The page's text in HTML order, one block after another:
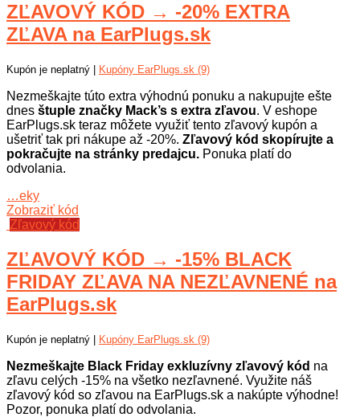
ZĽAVOVÝ KÓD → -20% EXTRA
ZĽAVA na EarPlugs.sk
Kupón je neplatný | Kupóny EarPlugs.sk (9)
Nezmeškajte túto extra výhodnú ponuku a nakupujte ešte
dnes štuple značky Mack’s s extra zľavou. V eshope
EarPlugs.sk teraz môžete využiť tento zľavový kupón a
ušetriť tak pri nákupe až -20%. Zľavový kód skopírujte a
pokračujte na stránky predajcu. Ponuka platí do
odvolania.
…eky
Zobraziť kód
Zľavový kód
ZĽAVOVÝ KÓD → -15% BLACK
FRIDAY ZĽAVA NA NEZĽAVNENÉ na
EarPlugs.sk
Kupón je neplatný | Kupóny EarPlugs.sk (9)
Nezmeškajte Black Friday exkluzívny zľavový kód na
zľavu celých -15% na všetko nezľavnené. Využite náš
zľavový kód so zľavou na EarPlugs.sk a nakúpte výhodne!
Pozor, ponuka platí do odvolania.